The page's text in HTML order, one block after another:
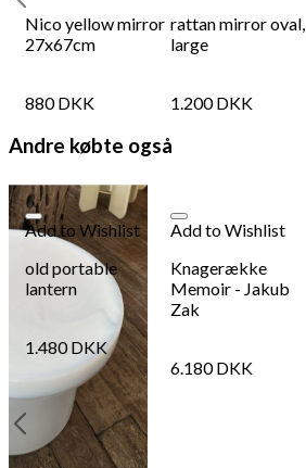
Nico yellow mirror
27x67cm
880DKK
rattan mirror oval,
large
1.200DKK
Andre købte også
Add to Wishlist
old portable
lantern
1.480DKK
Add to Wishlist
Knagerække
Memoir - Jakub
Zak
6.180DKK